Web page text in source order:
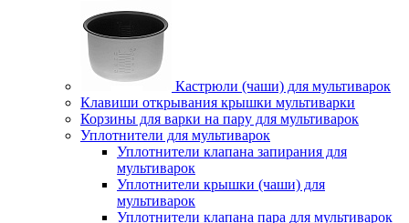
Кастрюли (чаши) для мультиварок
Клавиши открывания крышки мультиварки
Корзины для варки на пару для мультиварок
Уплотнители для мультиварок
Уплотнители клапана запирания для
мультиварок
Уплотнители крышки (чаши) для
мультиварок
Уплотнители клапана пара для мультиварок